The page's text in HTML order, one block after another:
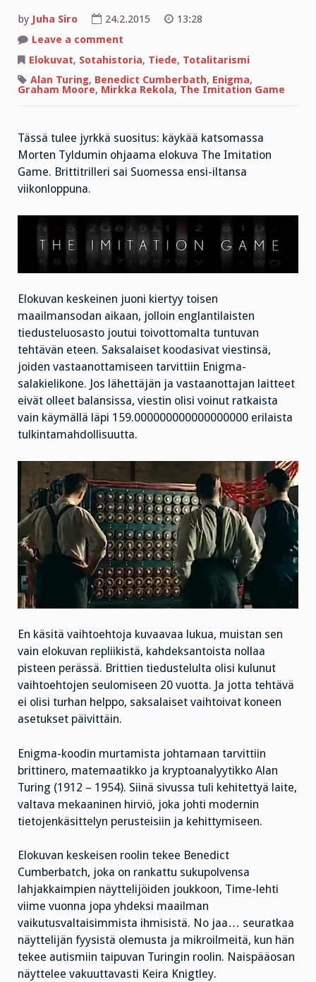
by Juha Siro 24.2.2015
13:28
Leave a comment
säädyttömyyttä
Elokuvat, Sotahistoria, Tiede, Totalitarismi
Alan Turing, Benedict Cumberbath, Enigma,
Graham Moore, Mirkka Rekola, The Imitation Game
Tässä tulee jyrkkä suositus: käykää katsomassa
Morten Tyldumin ohjaama elokuva The Imitation
Game. Brittitrilleri sai Suomessa ensi-iltansa
viikonloppuna.
Elokuvan keskeinen juoni kiertyy toisen
maailmansodan aikaan, jolloin englantilaisten
tiedusteluosasto joutui toivottomalta tuntuvan
tehtävän eteen. Saksalaiset koodasivat viestinsä,
joiden vastaanottamiseen tarvittiin Enigma-
salakielikone. Jos lähettäjän ja vastaanottajan laitteet
eivät olleet balansissa, viestin olisi voinut ratkaista
vain käymällä läpi 159.000000000000000000 erilaista
tulkintamahdollisuutta.
En käsitä vaihtoehtoja kuvaavaa lukua, muistan sen
vain elokuvan repliikistä, kahdeksantoista nollaa
pisteen perässä. Brittien tiedustelulta olisi kulunut
vaihtoehtojen seulomiseen 20 vuotta. Ja jotta tehtävä
ei olisi turhan helppo, saksalaiset vaihtoivat koneen
asetukset päivittäin.
Enigma-koodin murtamista johtamaan tarvittiin
brittinero, matemaatikko ja kryptoanalyytikko Alan
Turing (1912 – 1954). Siinä sivussa tuli kehitettyä laite,
valtava mekaaninen hirviö, joka johti modernin
tietojenkäsittelyn perusteisiin ja kehittymiseen.
Elokuvan keskeisen roolin tekee Benedict
Cumberbatch, joka on rankattu sukupolvensa
lahjakkaimpien näyttelijöiden joukkoon, Time-lehti
viime vuonna jopa yhdeksi maailman
vaikutusvaltaisimmista ihmisistä. No jaa… seuratkaa
näyttelijän fyysistä olemusta ja mikroilmeitä, kun hän
tekee autismiin taipuvan Turingin roolin. Naispääosan
näyttelee vakuuttavasti Keira Knigtley.